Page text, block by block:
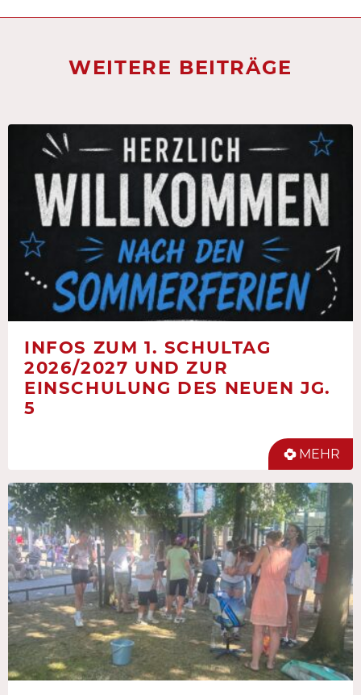
WEITERE BEITRÄGE
INFOS ZUM 1. SCHULTAG
2026/2027 UND ZUR
EINSCHULUNG DES NEUEN JG.
5
MEHR